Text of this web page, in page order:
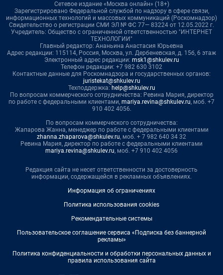
Сетевое издание «Москва онлайн» (18+)
Зарегистрировано Федеральной службой по надзору в сфере связи,
информационных технологий и массовых коммуникаций (Роскомнадзор)
Свидетельство о регистрации СМИ ЭЛ № ФС 77— 83224 от 12.05.2022 г.
Учредитель: Общество с ограниченной ответственностью "ИНТЕРНЕТ
ТЕХНОЛОГИИ"
Главный редактор: Ананьина Анастасия Юрьевна
Адрес редакции: 115114, Россия, Москва, ул. Дербеневская, д. 15б, 6 этаж
Электронный адрес редакции: msk1@shkulev.ru
Телефон редакции: +7 982 630 3102
Контактные данные для Роскомнадзора и государственных органов:
juristekat@shkulev.ru
Техподдержка: help@shkulev.ru
По вопросам коммерческого сотрудничества: Ревина Мария, директор
по работе с федеральными клиентами, mariya.revina@shkulev.ru, моб. +7
910 402 4056.
По вопросам коммерческого сотрудничества:
Жапарова Жанна, менеджер по работе с федеральными клиентами
zhanna.zhaparova@shkulev.ru, моб. + 7 982 640 34 32
Ревина Мария, директор по работе с федеральными клиентами
mariya.revina@shkulev.ru, моб. +7 910 402 4056
Редакция сайта не несет ответственности за достоверность
информации, содержащейся в рекламных объявлениях.
Информация об ограничениях
Политика использования cookies
Рекомендательные системы
Пользовательское соглашение сервиса «Подписка без баннерной
рекламы»
Политика конфиденциальности и обработки персональных данных и
правила использования сайта